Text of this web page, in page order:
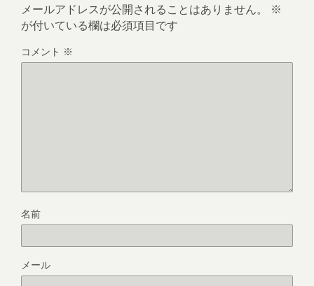
メールアドレスが公開されることはありません。
※
が付いている欄は必須項目です
コメント ※
名前
メール